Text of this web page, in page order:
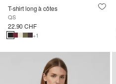
T-shirt long à côtes
QS
22.90 CHF
+1